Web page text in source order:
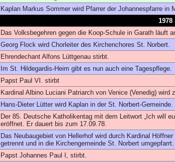
Kaplan Markus Sommer wird Pfarrer der Johannespfarre in
1978
Das Volksbegehren gegen die Koop-Schule in Garath läuft
Georg Flock wird Chorleiter des Kirchenchores St. Norbert.
Ehrendechant Alfons Lüttgenau stirbt.
Im St. Hildegardis-Heim gibt es nun auch eine Tagespflege.
Papst Paul VI. stirbt
Kardinal Albino Luciani Patriarch von Venice (Venedig)
Hans-Dieter Lütter wird Kaplan in der St. Norbert-Gemeinde.
Der 85. Deutsche Katholikentag mit dem Leitwort „Ich will
eröffnet. Er dauert bis zum 17.09.78.
Das Neubaugebiet von Hellerhof wird durch Kardinal
getrennt und in die Kirchengemeinde St. Norbert umgepfarrt.
Papst Johannes Paul I, stirbt.